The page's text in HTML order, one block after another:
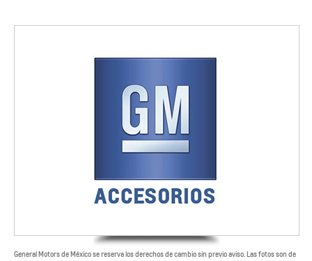
General Motors de México se reserva los derechos de cambio sin previo aviso. Las fotos son de